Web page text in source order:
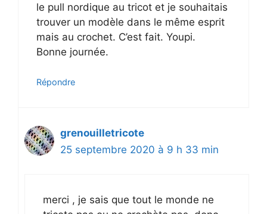
le pull nordique au tricot et je souhaitais
trouver un modèle dans le même esprit
mais au crochet. C’est fait. Youpi.
Bonne journée.
Répondre
grenouilletricote
25 septembre 2020 à 9 h 33 min
merci , je sais que tout le monde ne